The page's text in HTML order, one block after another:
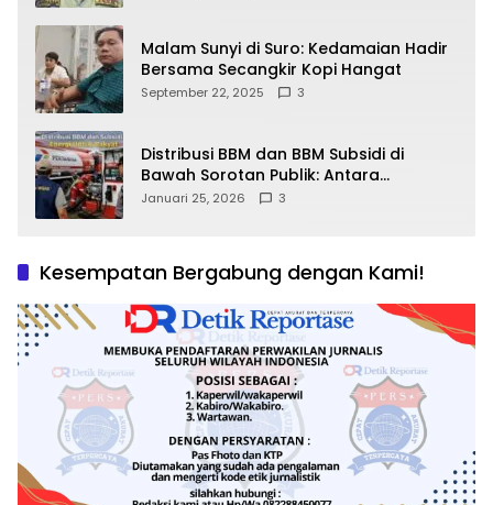
Malam Sunyi di Suro: Kedamaian Hadir
Bersama Secangkir Kopi Hangat
September 22, 2025 3
Distribusi BBM dan BBM Subsidi di
Bawah Sorotan Publik: Antara
Kepentingan Negara, Hak Konsumen,
Januari 25, 2026 3
Kesempatan Bergabung dengan Kami!